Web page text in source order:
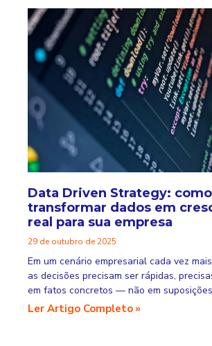
Data Driven Strategy: como
transformar dados em
real para sua empresa
29 de outubro de 2025
Em um cenário empresarial cada vez
as decisões precisam ser rápidas,
em fatos concretos — não em
Ler Artigo Completo »